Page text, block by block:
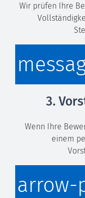
Wir prüfen Ihre
3.
Wenn Ihre
einem
arrow-